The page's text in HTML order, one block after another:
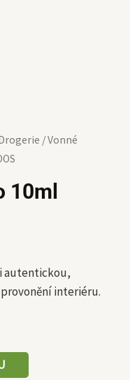
/Vonné
10ml
autentickou,
interiéru.